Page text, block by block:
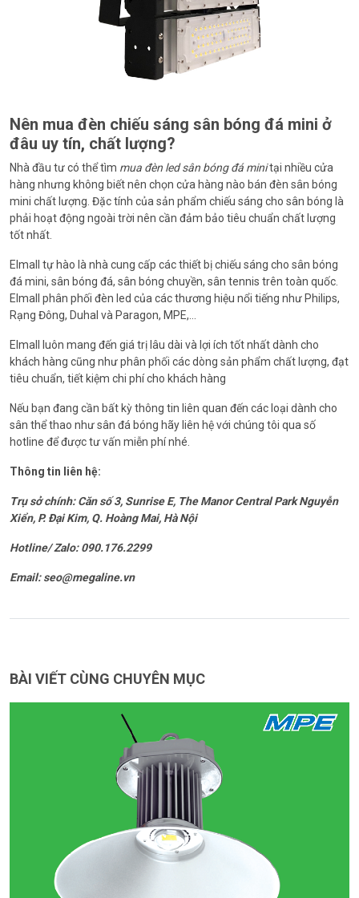
Nên mua đèn chiếu sáng sân bóng đá mini ở
đâu uy tín, chất lượng?
Nhà đầu tư có thể tìm mua đèn led sân bóng đá minitại nhiều cửa
hàng nhưng không biết nên chọn cửa hàng nào bán đèn sân bóng
mini chất lượng. Đặc tính của sản phẩm chiếu sáng cho sân bóng là
phải hoạt động ngoài trời nên cần đảm bảo tiêu chuẩn chất lượng
tốt nhất.
Elmall tự hào là nhà cung cấp các thiết bị chiếu sáng cho sân bóng
đá mini, sân bóng đá, sân bóng chuyền, sân tennis trên toàn quốc.
Elmall phân phối đèn led của các thương hiệu nổi tiếng như Philips,
Rạng Đông, Duhal và Paragon, MPE,…
Elmall luôn mang đến giá trị lâu dài và lợi ích tốt nhất dành cho
khách hàng cũng như phân phối các dòng sản phẩm chất lượng, đạt
tiêu chuẩn, tiết kiệm chi phí cho khách hàng
Nếu bạn đang cần bất kỳ thông tin liên quan đến các loại dành cho
sân thể thao như sân đá bóng hãy liên hệ với chúng tôi qua số
hotline để được tư vấn miễn phí nhé.
Thông tin liên hệ:
Trụ sở chính: Căn số 3, Sunrise E, The Manor Central Park Nguyễn
Xiển, P. Đại Kim, Q. Hoàng Mai, Hà Nội
Hotline/ Zalo: 090.176.2299
Email: seo@megaline.vn
BÀI VIẾT CÙNG CHUYÊN MỤC